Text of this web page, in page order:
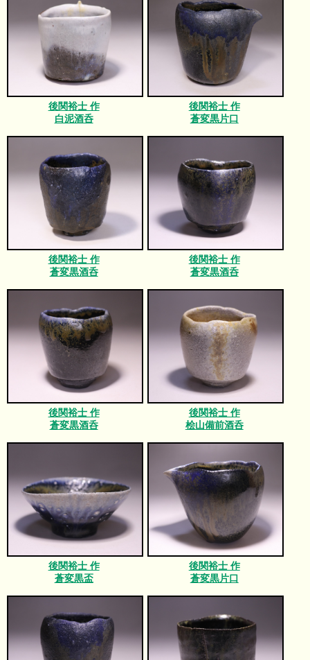
後関裕士 作
白泥酒呑
後関裕士 作
蒼変黒片口
後関裕士 作
蒼変黒酒呑
後関裕士 作
蒼変黒酒呑
後関裕士 作
蒼変黒酒呑
後関裕士 作
桧山備前酒呑
後関裕士 作
蒼変黒盃
後関裕士 作
蒼変黒片口